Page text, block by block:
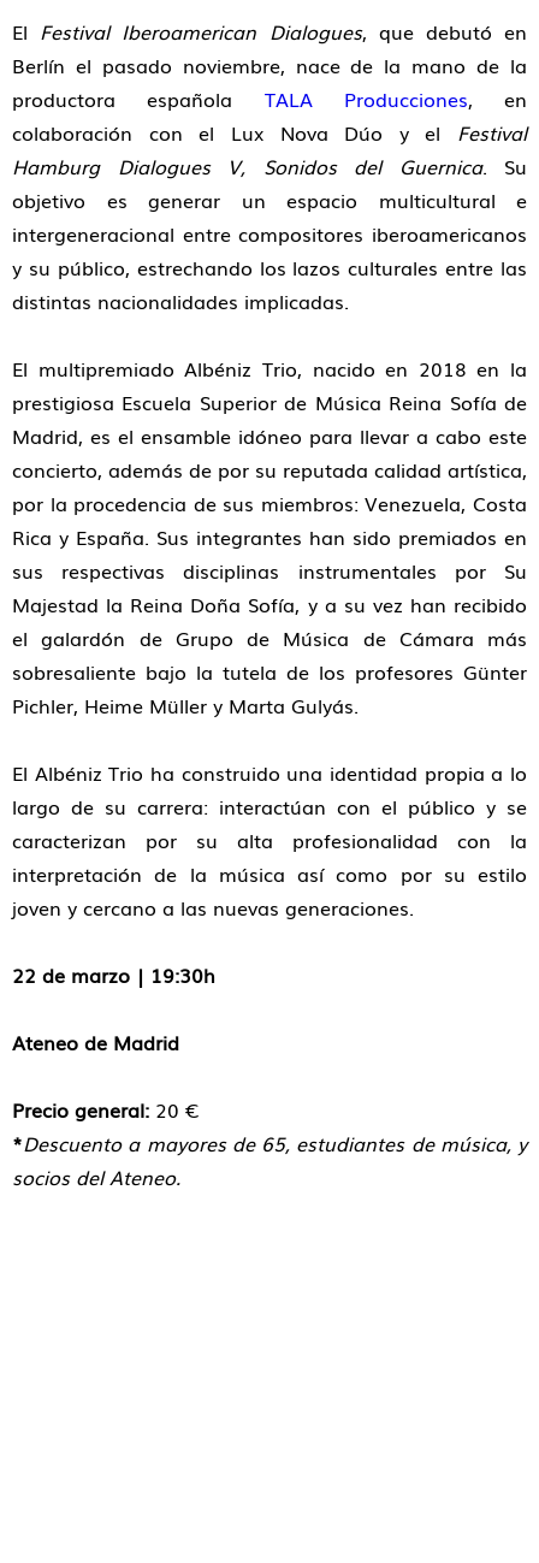
El Festival Iberoamerican Dialogues, que debutó en
Berlín el pasado noviembre, nace de la mano de la
productora española TALA Producciones, en
colaboración con el Lux Nova Dúo y el Festival
Hamburg Dialogues V, Sonidos del Guernica. Su
objetivo es generar un espacio multicultural e
intergeneracional entre compositores iberoamericanos
y su público, estrechando los lazos culturales entre las
distintas nacionalidades implicadas.
El multipremiado Albéniz Trio, nacido en 2018 en la
prestigiosa Escuela Superior de Música Reina Sofía de
Madrid, es el ensamble idóneo para llevar a cabo este
concierto, además de por su reputada calidad artística,
por la procedencia de sus miembros: Venezuela, Costa
Rica y España. Sus integrantes han sido premiados en
sus respectivas disciplinas instrumentales por Su
Majestad la Reina Doña Sofía, y a su vez han recibido
el galardón de Grupo de Música de Cámara más
sobresaliente bajo la tutela de los profesores Günter
Pichler, Heime Müller y Marta Gulyás.
El Albéniz Trio ha construido una identidad propia a lo
largo de su carrera: interactúan con el público y se
caracterizan por su alta profesionalidad con la
interpretación de la música así como por su estilo
joven y cercano a las nuevas generaciones.
22 de marzo | 19:30h
Ateneo de Madrid
Precio general: 20 €
*Descuento a mayores de 65, estudiantes de música, y
socios del Ateneo.